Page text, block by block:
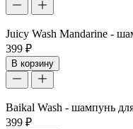
Juicy Wash Mandarine -
399 ₽
В корзину
Baikal Wash - шампунь
399 ₽